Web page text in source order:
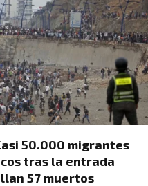
50.000 migrantes
tras la entrada
57 muertos